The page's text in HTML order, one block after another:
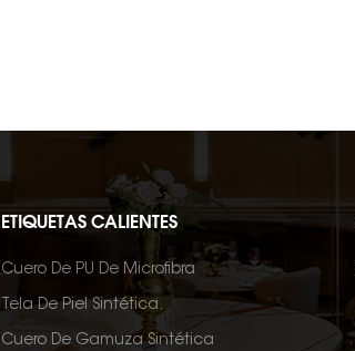
ETIQUETAS CALIENTES
Cuero De PU De Microfibra
Tela De Piel Sintética.
Cuero De Gamuza Sintética